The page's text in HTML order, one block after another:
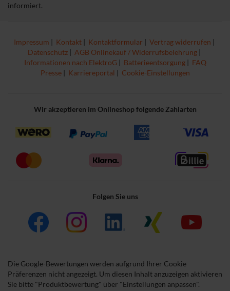
informiert.
Impressum | Kontakt | Kontaktformular | Vertrag widerrufen |
Datenschutz | AGB Onlinekauf / Widerrufsbelehrung |
Informationen nach ElektroG| Batterieentsorgung| FAQ
Presse| Karriereportal | Cookie-Einstellungen
Wir akzeptieren im Onlineshop folgende Zahlarten
Folgen Sie uns
Die Google-Bewertungen werden aufgrund Ihrer Cookie
Präferenzen nicht angezeigt. Um diesen Inhalt anzuzeigen aktivieren
Sie bitte "Produktbewertung" über "Einstellungen anpassen".